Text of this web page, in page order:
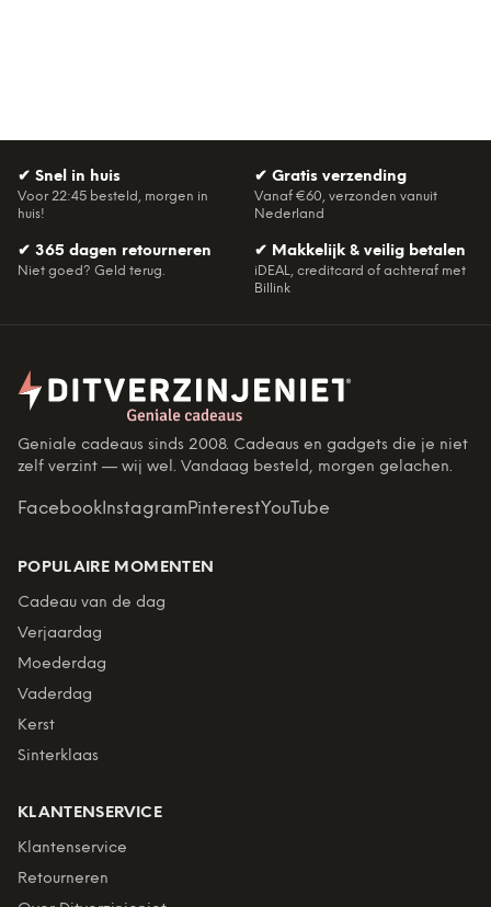
✔ Snel in huis
Voor 22:45 besteld, morgen in
huis!
✔ Gratis verzending
Vanaf €60, verzonden vanuit
Nederland
✔ 365 dagen retourneren
Niet goed? Geld terug.
✔ Makkelijk & veilig betalen
iDEAL, creditcard of achteraf met
Billink
Geniale cadeaus sinds 2008. Cadeaus en gadgets die je niet
zelf verzint — wij wel. Vandaag besteld, morgen gelachen.
Facebook InstagramPinterestYouTube
POPULAIRE MOMENTEN
Cadeau van de dag
Verjaardag
Moederdag
Vaderdag
Kerst
Sinterklaas
KLANTENSERVICE
Klantenservice
Retourneren